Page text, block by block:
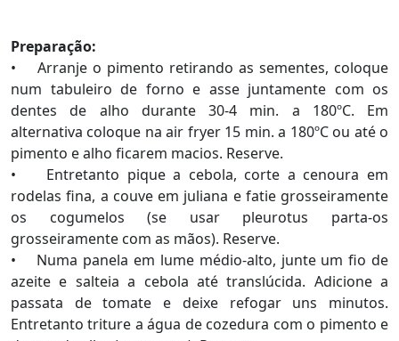
Preparação:
• Arranje o pimento retirando as sementes, coloque
num tabuleiro de forno e asse juntamente com os
dentes de alho durante 30-4 min. a 180ºC. Em
alternativa coloque na air fryer 15 min. a 180ºC ou até o
pimento e alho ficarem macios. Reserve.
• Entretanto pique a cebola, corte a cenoura em
rodelas fina, a couve em juliana e fatie grosseiramente
os cogumelos (se usar pleurotus parta-os
grosseiramente com as mãos). Reserve.
• Numa panela em lume médio-alto, junte um fio de
azeite e salteia a cebola até translúcida. Adicione a
passata de tomate e deixe refogar uns minutos.
Entretanto triture a água de cozedura com o pimento e